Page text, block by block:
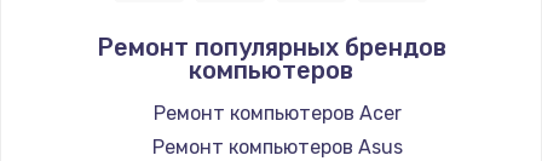
Замена / ремонт электронного модуля
Ремонт популярных брендов
компьютеров
Ремонт компьютеров Acer
Ремонт компьютеров Asus